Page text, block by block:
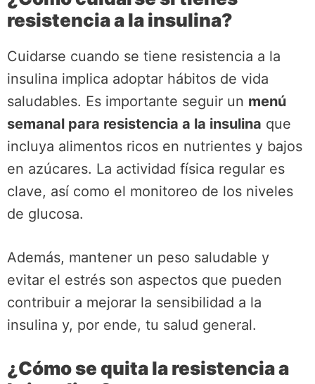
resistencia a la insulina?
Cuidarse cuando se tiene resistencia a la
insulina implica adoptar hábitos de vida
saludables. Es importante seguir un menú
semanal para resistencia a la insulina que
incluya alimentos ricos en nutrientes y bajos
en azúcares. La actividad física regular es
clave, así como el monitoreo de los niveles
de glucosa.
Además, mantener un peso saludable y
evitar el estrés son aspectos que pueden
contribuir a mejorar la sensibilidad a la
insulina y, por ende, tu salud general.
¿Cómo se quita la resistencia a